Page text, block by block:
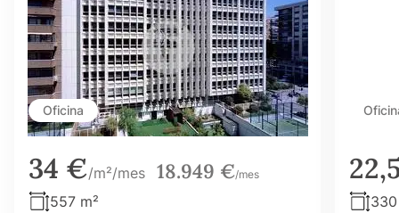
Oficina
34 €/m²/mes 18.949 €/mes
557 m²